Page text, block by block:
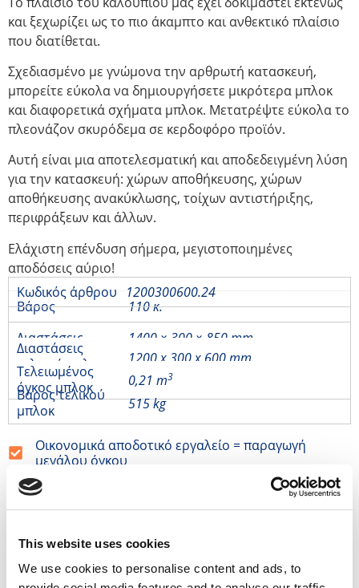
This website uses cookies
We use cookies to personalise content and ads, to
και ξεχωρίζει ως το πιο άκαμπτο και ανθεκτικό πλαίσιο
που διατίθεται.
Σχεδιασμένο με γνώμονα την αρθρωτή κατασκευή,
μπορείτε εύκολα να δημιουργήσετε μικρότερα μπλοκ
και διαφορετικά σχήματα μπλοκ. Μετατρέψτε εύκολα το
πλεονάζον σκυρόδεμα σε κερδοφόρο προϊόν.
Αυτή είναι μια αποτελεσματική και αποδεδειγμένη λύση
για την κατασκευή: χώρων αποθήκευσης, χώρων
αποθήκευσης ανακύκλωσης, τοίχων αντιστήριξης,
περιφράξεων και άλλων.
Ελάχιστη επένδυση σήμερα, μεγιστοποιημένες
αποδόσεις αύριο!
Κωδικός άρθρου 1200300600.24
Βάρος
110 κ.
Διαστάσεις
1400 × 300 × 850 mm
Διαστάσεις
τελικού μπλοκ
1200 x 300 x 600 mm
Τελειωμένος
όγκος μπλοκ
0,21 m3
Βάρος τελικού
μπλοκ
515 kg
Οικονομικά αποδοτικό εργαλείο = παραγωγή
μεγάλου όγκου
Παγκόσμια αποστολή
Πωλήσεις από στοκ
100% πίστη πελατών από 60 αγορές